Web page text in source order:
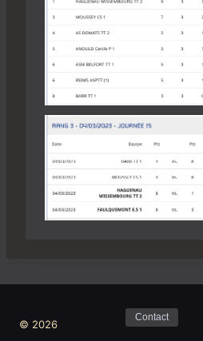
© 2026
Contact